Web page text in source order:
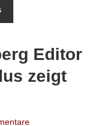
Editor
zeigt